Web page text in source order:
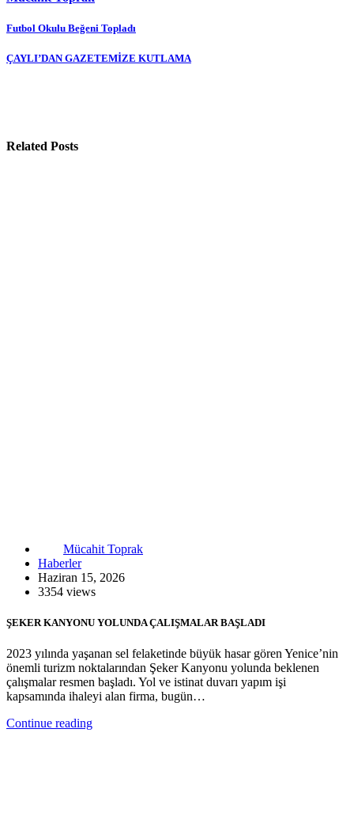
Yazı
gezinmesi
Futbol Okulu Beğeni Topladı
ÇAYLI’DAN GAZETEMİZE KUTLAMA
Related Posts
Mücahit Toprak
Haberler
Haziran 15, 2026
3354 views
ŞEKER KANYONU YOLUNDA ÇALIŞMALAR BAŞLADI
2023 yılında yaşanan sel felaketinde büyük hasar gören Yenice’nin
önemli turizm noktalarından Şeker Kanyonu yolunda beklenen
çalışmalar resmen başladı. Yol ve istinat duvarı yapım işi
kapsamında ihaleyi alan firma, bugün…
Continue reading